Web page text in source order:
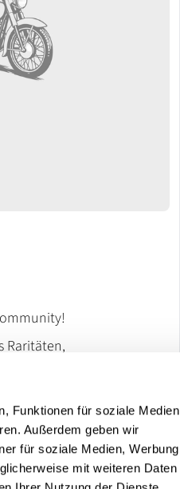
Funktionen für soziale Medien
Außerdem geben wir
für soziale Medien, Werbung
mit weiteren Daten
Raritäten,
Sie ein in